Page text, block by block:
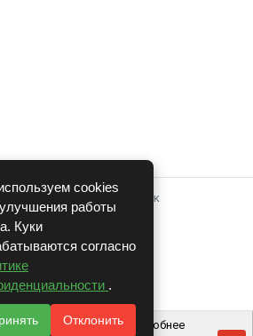
системе для авторазборок
CARRO.БИЗНЕС
Полная версия
2026 г.
v1.1.24
cookies
работы
Куки
согласно
.
Отклонить
cookie, чтобы вам было удобнее